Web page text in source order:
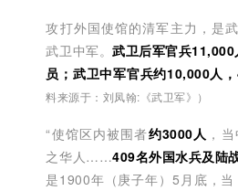
攻打外国使馆的清军主力，是
武卫中军。武卫后军官兵11,000
员；武卫中军官兵约10,000人，
料来源于：刘凤翰:《武卫军》）
“使馆区内被围者约3000人 ，
之华人……409名外国水兵及陆
是1900年（庚子年）5月底，当